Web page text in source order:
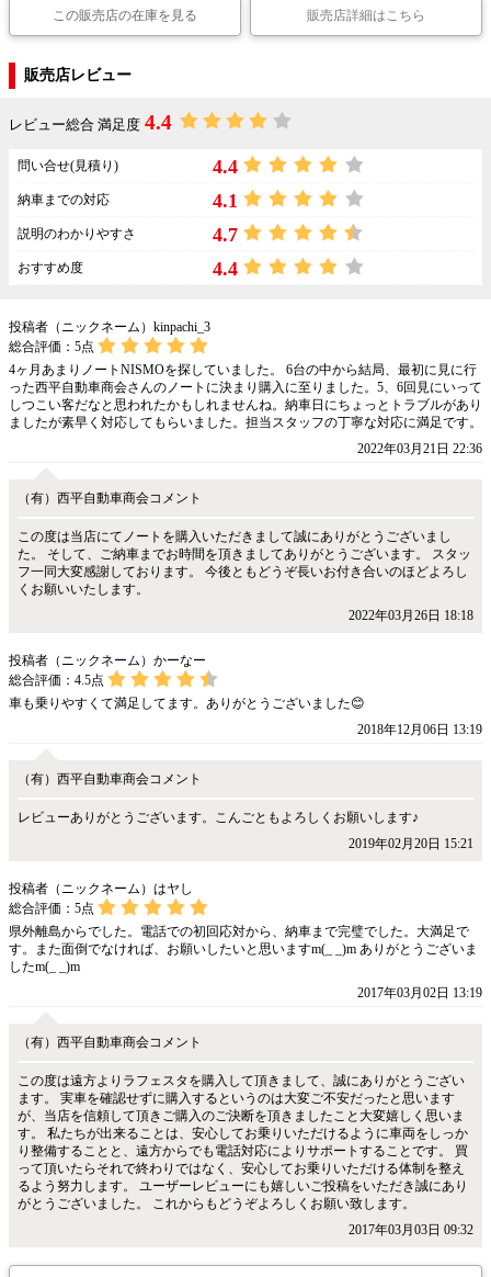
この販売店の在庫を見る 販売店詳細はこちら
販売店レビュー
レビュー総合 満足度 4.4
問い合せ(見積り) 4.4
納車までの対応 4.1
説明のわかりやすさ 4.7
おすすめ度 4.4
投稿者（ニックネーム）kinpachi_3
総合評価： 5点
4ヶ月あまりノートNISMOを探していました。 6台の中から結局、最初に見に行
った西平自動車商会さんのノートに決まり購入に至りました。5、6回見にいって
しつこい客だなと思われたかもしれませんね。納車日にちょっとトラブルがあり
ましたが素早く対応してもらいました。担当スタッフの丁寧な対応に満足です。
2022年03月21日 22:36
（有）西平自動車商会コメント
この度は当店にてノートを購入いただきまして誠にありがとうございまし
た。 そして、ご納車までお時間を頂きましてありがとうございます。 スタッ
フ一同大変感謝しております。 今後ともどうぞ長いお付き合いのほどよろし
くお願いいたします。
2022年03月26日 18:18
投稿者（ニックネーム）かーなー
総合評価： 4.5点
車も乗りやすくて満足してます。ありがとうございました😊
2018年12月06日 13:19
（有）西平自動車商会コメント
レビューありがとうございます。こんごともよろしくお願いします♪
2019年02月20日 15:21
投稿者（ニックネーム）はヤし
総合評価： 5点
県外離島からでした。電話での初回応対から、納車まで完璧でした。大満足で
す。また面倒でなければ、お願いしたいと思いますm(_ _)m ありがとうございま
したm(_ _)m
2017年03月02日 13:19
（有）西平自動車商会コメント
この度は遠方よりラフェスタを購入して頂きまして、誠にありがとうござい
ます。 実車を確認せずに購入するというのは大変ご不安だったと思います
が、当店を信頼して頂きご購入のご決断を頂きましたこと大変嬉しく思いま
す。 私たちが出来ることは、安心してお乗りいただけるように車両をしっか
り整備することと、遠方からでも電話対応によりサポートすることです。 買
って頂いたらそれで終わりではなく、安心してお乗りいただける体制を整え
るよう努力します。 ユーザーレビューにも嬉しいご投稿をいただき誠にあり
がとうございました。 これからもどうぞよろしくお願い致します。
2017年03月03日 09:32